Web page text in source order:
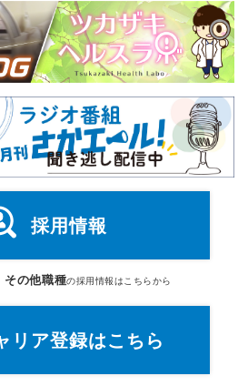
採用情報
その他職種の採用情報はこちらから
リア登録はこちら